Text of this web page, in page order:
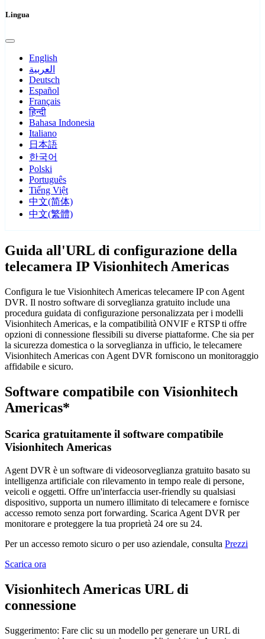
Lingua
English
العربية
Deutsch
Español
Français
हिन्दी
Bahasa Indonesia
Italiano
日本語
한국어
Polski
Português
Tiếng Việt
中文(简体)
中文(繁體)
Guida all'URL di configurazione della
telecamera IP Visionhitech Americas
Configura le tue Visionhitech Americas telecamere IP con Agent
DVR. Il nostro software di sorveglianza gratuito include una
procedura guidata di configurazione personalizzata per i modelli
Visionhitech Americas, e la compatibilità ONVIF e RTSP ti offre
opzioni di connessione flessibili su diverse piattaforme. Che sia per
la sicurezza domestica o la sorveglianza in ufficio, le telecamere
Visionhitech Americas con Agent DVR forniscono un monitoraggio
affidabile e sicuro.
Software compatibile con Visionhitech
Americas*
Scarica gratuitamente il software compatibile
Visionhitech Americas
Agent DVR è un software di videosorveglianza gratuito basato su
intelligenza artificiale con rilevamento in tempo reale di persone,
veicoli e oggetti. Offre un'interfaccia user-friendly su qualsiasi
dispositivo, supporta un numero illimitato di telecamere e fornisce
accesso remoto senza port forwarding. Scarica Agent DVR per
monitorare e proteggere la tua proprietà 24 ore su 24.
Per un accesso remoto sicuro o per uso aziendale, consulta Prezzi
Scarica ora
Visionhitech Americas URL di
connessione
Suggerimento: Fare clic su un modello per generare un URL di